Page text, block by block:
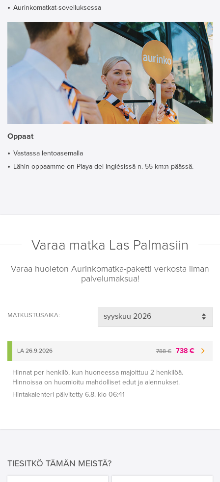
Aurinkomatkat-sovelluksessa
Oppaat
Vastassa lentoasemalla
Lähin oppaamme on Playa del Inglésissä n. 55 km:n päässä.
Varaa matka Las Palmasiin
Varaa huoleton Aurinkomatka-paketti verkosta ilman
palvelumaksua!
MATKUSTUSAIKA:
788 € 738 €
LA 26.9.2026
Hinnat per henkilö, kun huoneessa majoittuu 2 henkilöä.
Hinnoissa on huomioitu mahdolliset edut ja alennukset.
Hintakalenteri päivitetty 6.8. klo 06:41
TIESITKÖ TÄMÄN MEISTÄ?